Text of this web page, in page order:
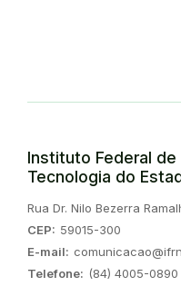
Instituto Federal de
Tecnologia do
Endereço:
Rua Dr. Nilo Bezerra
CEP: 59015-300
E-mail:
Telefone: (84) 4005-0890